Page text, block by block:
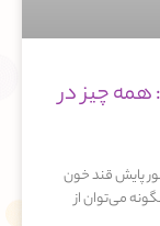
همه چیز در
پایش قند خون
می‌توان از